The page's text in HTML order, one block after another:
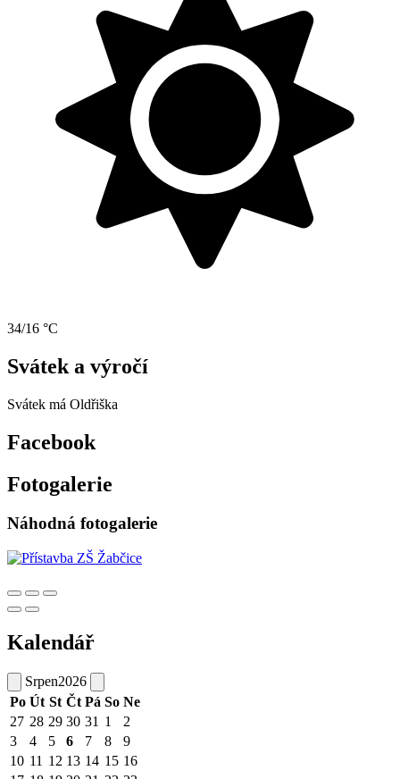
34/16 °C
Svátek a výročí
Svátek má Oldřiška
Facebook
Fotogalerie
Náhodná fotogalerie
Kalendář
Srpen2026
Po Út St Čt Pá So Ne
27 28 29 30 31 1
2
3
4 5 6 7 8
9
10 11 12 13 14 15 16